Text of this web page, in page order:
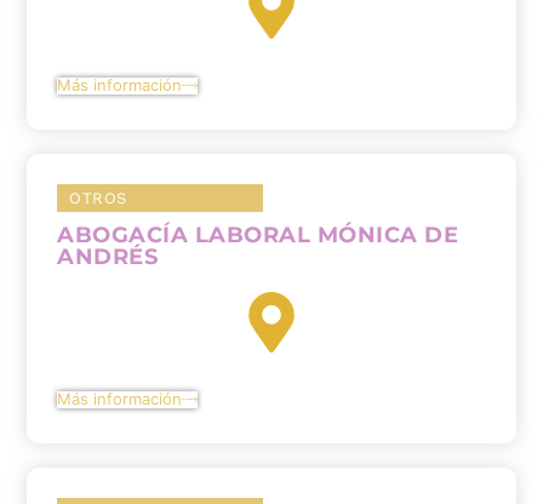
Más información
OTROS
ABOGACÍA LABORAL MÓNICA DE
ANDRÉS
Más información